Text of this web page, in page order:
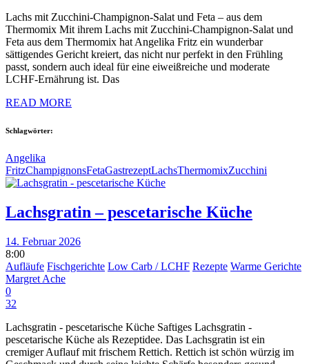
Lachs mit Zucchini-Champignon-Salat und Feta – aus dem
Thermomix Mit ihrem Lachs mit Zucchini-Champignon-Salat und
Feta aus dem Thermomix hat Angelika Fritz ein wunderbar
sättigendes Gericht kreiert, das nicht nur perfekt in den Frühling
passt, sondern auch ideal für eine eiweißreiche und moderate
LCHF-Ernährung ist. Das
READ MORE
Schlagwörter:
Angelika
FritzChampignonsFetaGastrezeptLachsThermomixZucchini
Lachsgratin – pescetarische Küche
14. Februar 2026
8:00
Aufläufe Fischgerichte Low Carb / LCHF Rezepte Warme Gerichte
Margret Ache
0
32
Lachsgratin - pescetarische Küche Saftiges Lachsgratin -
pescetarische Küche als Rezeptidee. Das Lachsgratin ist ein
cremiger Auflauf mit frischem Rettich. Rettich ist schön würzig im